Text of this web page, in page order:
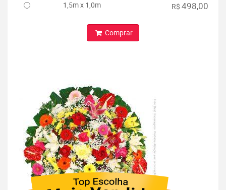
1,5m x 1,0m R$ 498,00
Comprar